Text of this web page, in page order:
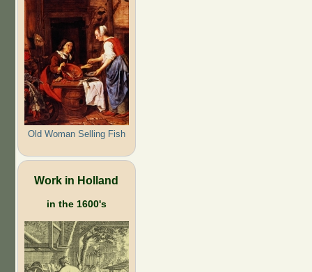
Old Woman Selling Fish
Work in Holland
in the 1600's